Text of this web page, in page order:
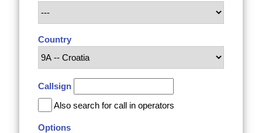
Country
Callsign
Also search for call in operators
Options